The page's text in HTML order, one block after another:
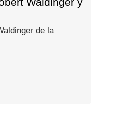
Waldinger y
de la